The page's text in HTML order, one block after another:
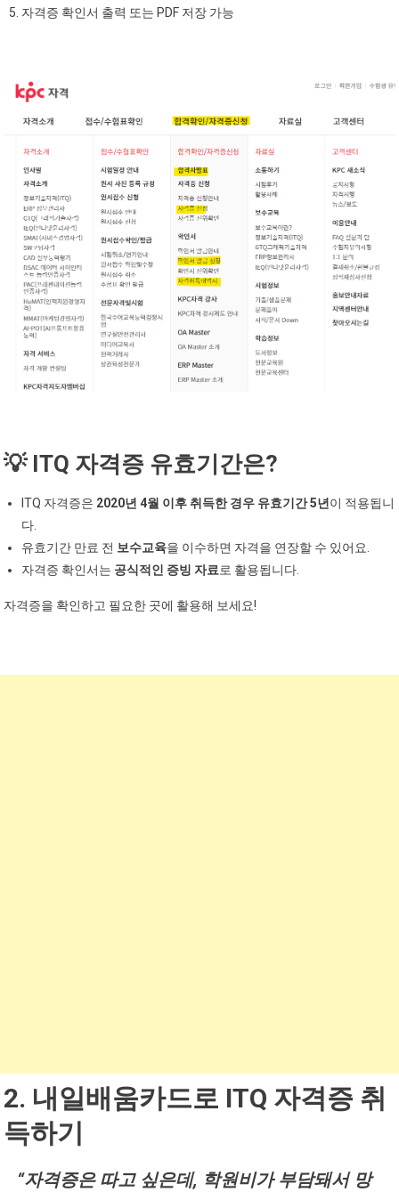
자격증 확인서 출력 또는 PDF 저장 가능
💡 ITQ 자격증 유효기간은?
ITQ 자격증은 2020년 4월 이후 취득한 경우 유효기간 5년이 적용됩니
다.
유효기간 만료 전 보수교육을 이수하면 자격을 연장할 수 있어요.
자격증 확인서는 공식적인 증빙 자료로 활용됩니다.
자격증을 확인하고 필요한 곳에 활용해 보세요!
2. 내일배움카드로 ITQ 자격증 취
득하기
“자격증은 따고 싶은데, 학원비가 부담돼서 망